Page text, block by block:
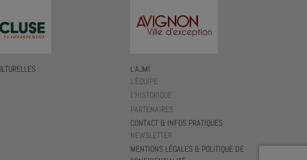
L’AJMI
L’ÉQUIPE
L’HISTORIQUE
PARTENAIRES
CONTACT & INFOS PRATIQUES
NEWSLETTER
MENTIONS LÉGALES & POLITIQUE DE